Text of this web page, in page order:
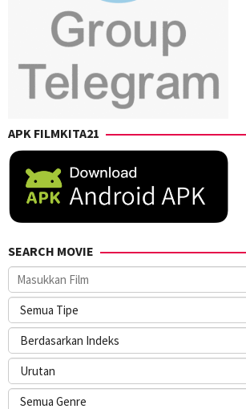
APK FILMKITA21
SEARCH MOVIE